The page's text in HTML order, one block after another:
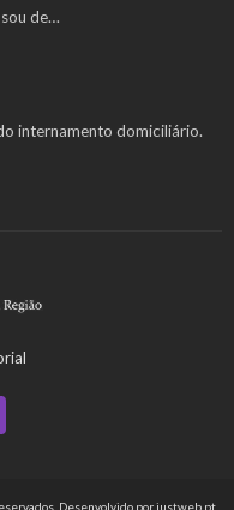
sou de…
internamento domiciliário.
Desenvolvido porjustweb.pt